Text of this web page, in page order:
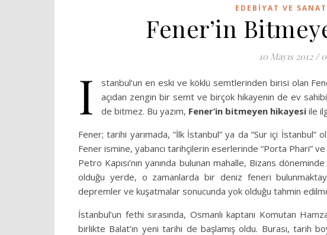
EDEBIYAT VE SANAT
Fener’in
10 Mayıs 2012 /
İ
stanbul’un en eski ve köklü semtlerinden birisi olan
açıdan zengin bir semt ve birçok hikayenin de ev
de bitmez. Bu yazım, Fener’in bitmeyen hikayesi ile
Fener; tarihi yarımada, “İlk İstanbul” ya da “Sur içi
Fener ismine, yabancı tarihçilerin eserlerinde “Porta Phari”
Petro Kapısı’nın yanında bulunan mahalle, Bizans
olduğu yerde, o zamanlarda bir deniz feneri
depremler ve kuşatmalar sonucunda yok olduğu tahmin
İstanbul’un fethi sırasında, Osmanlı kaptanı Komutan
birlikte Balat’ın yeni tarihi de başlamış oldu. Burası, tarih